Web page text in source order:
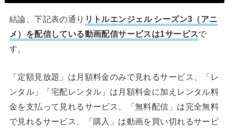
結論、下記表の通り リトルエンジェル シーズン3（アニ
メ）を配信している動画配信サービスは1サービスで
す。
「定額見放題」は月額料金のみで見れるサービス、「レ
ンタル」「宅配レンタル」は月額料金に加えレンタル料
金を支払って見れるサービス、「無料配信」は完全無料
で見れるサービス、「購入」は動画を買い切れるサービ